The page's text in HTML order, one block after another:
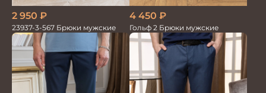
2 950 ₽
23937-3-567 Брюки мужские
4 450 ₽
Гольф 2 Брюки мужские